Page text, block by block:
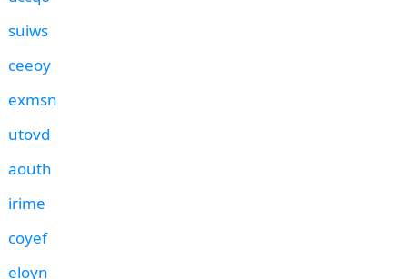
suiws
ceeoy
exmsn
utovd
aouth
irime
coyef
eloyn